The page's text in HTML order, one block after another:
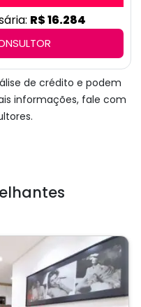
R$ 16.284
de crédito e podem
informações, fale com